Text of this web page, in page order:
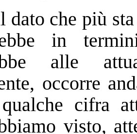
dato che più
in
alle
occorre
cifra
visto,